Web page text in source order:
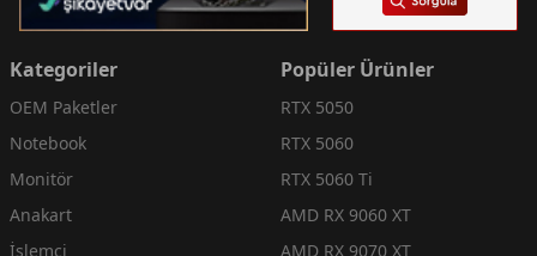
Kategoriler
OEM Paketler
Notebook
Monitör
Anakart
İşlemci
Popüler Ürünler
RTX 5050
RTX 5060
RTX 5060 Ti
AMD RX 9060 XT
AMD RX 9070 XT